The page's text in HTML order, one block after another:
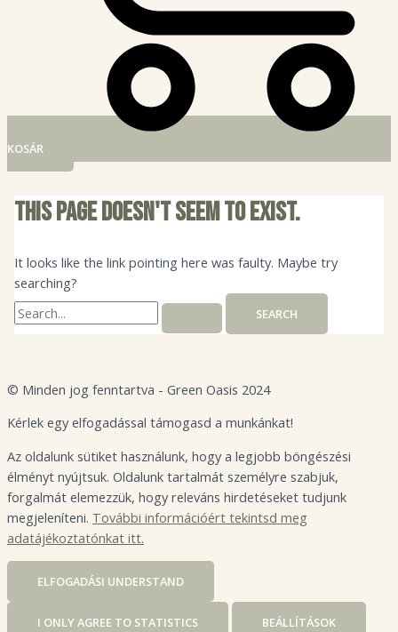
KOSÁR
This page doesn't seem to exist.
It looks like the link pointing here was faulty. Maybe try
searching?
© Minden jog fenntartva - Green Oasis 2024
Kérlek egy elfogadással támogasd a munkánkat!
Az oldalunk sütiket használunk, hogy a legjobb böngészési
élményt nyújtsuk. Oldalunk tartalmát személyre szabjuk,
forgalmát elemezzük, hogy releváns hirdetéseket tudjunk
megjeleníteni. További információért tekintsd meg
adatájékoztatónkat itt.
ELFOGADÁSI UNDERSTAND
I ONLY AGREE TO STATISTICS BEÁLLÍTÁSOK